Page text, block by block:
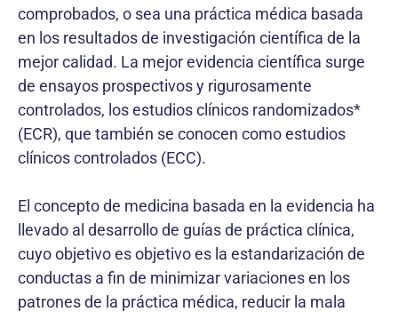
comprobados, o sea una práctica médica basada
en los resultados de investigación científica de la
mejor calidad. La mejor evidencia científica surge
de ensayos prospectivos y rigurosamente
controlados, los estudios clínicos randomizados*
(ECR), que también se conocen como estudios
clínicos controlados (ECC).
El concepto de medicina basada en la evidencia ha
llevado al desarrollo de guías de práctica clínica,
cuyo objetivo es objetivo es la estandarización de
conductas a fin de minimizar variaciones en los
patrones de la práctica médica, reducir la mala